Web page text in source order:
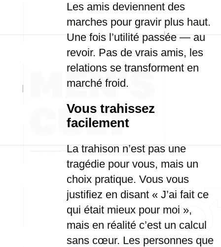
Les amis deviennent des
marches pour gravir plus haut.
Une fois l’utilité passée — au
revoir. Pas de vrais amis, les
relations se transforment en
marché froid.
Vous trahissez
facilement
La trahison n’est pas une
tragédie pour vous, mais un
choix pratique. Vous vous
justifiez en disant « J’ai fait ce
qui était mieux pour moi »,
mais en réalité c’est un calcul
sans cœur. Les personnes que